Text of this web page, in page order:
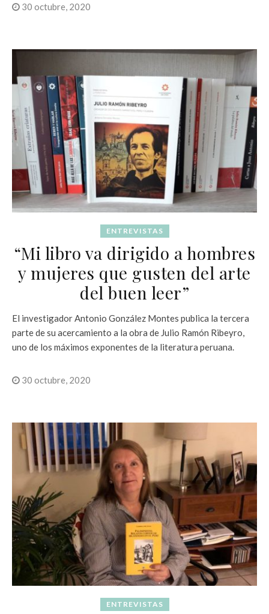
30 octubre, 2020
ENTREVISTAS
“Mi libro va dirigido a hombres
y mujeres que gusten del arte
del buen leer”
El investigador Antonio González Montes publica la tercera
parte de su acercamiento a la obra de Julio Ramón Ribeyro,
uno de los máximos exponentes de la literatura peruana.
30 octubre, 2020
ENTREVISTAS